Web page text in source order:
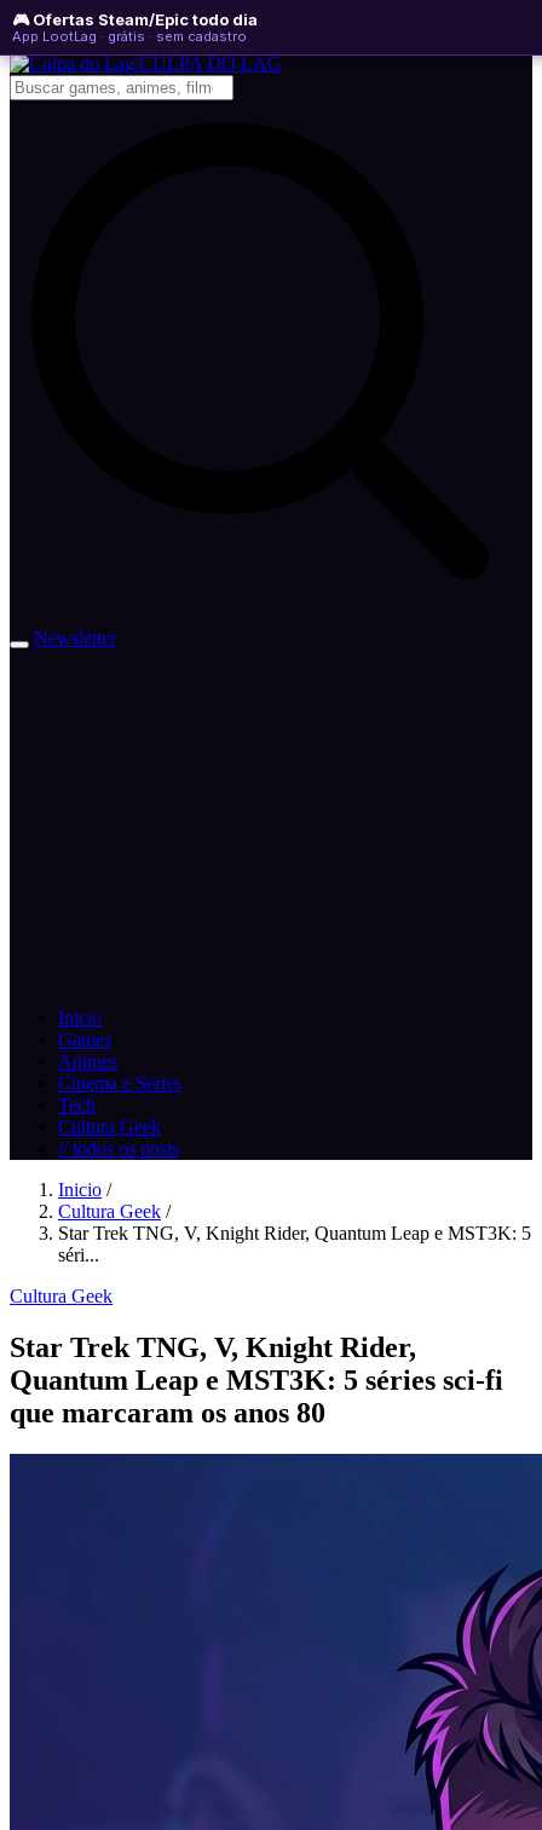
🎮 Ofertas Steam/Epic todo dia
App LootLag · grátis · sem cadastro
domingo, 09 de agosto de 2026 WhatsApp
Newsletter
CULPA DO LAG
Newsletter
Inicio
Games
Animes
Cinema e Series
Tech
Cultura Geek
// todos os posts
Inicio /
Cultura Geek /
Star Trek TNG, V, Knight Rider, Quantum Leap e MST3K: 5
séri...
Cultura Geek
Star Trek TNG, V, Knight Rider,
Quantum Leap e MST3K: 5 séries sci‑fi
que marcaram os anos 80